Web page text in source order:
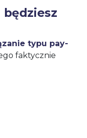
typu pay-
faktycznie